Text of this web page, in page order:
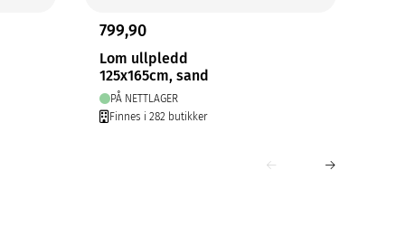
799,90
Lom ullpledd
125x165cm, sand
PÅ NETTLAGER
Finnes i 282 butikker